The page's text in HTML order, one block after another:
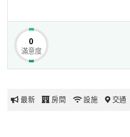
網
玩
巧妙地大面開窗攬景設計，收納自
伸感；
自然原木欄杆的曲線變化作裝飾，
閒、規律感，
輔以濃蘊綠意植栽，讓她的美平易
闖入陌生的空間，
0
滿意度
最新 房間 設施 交通